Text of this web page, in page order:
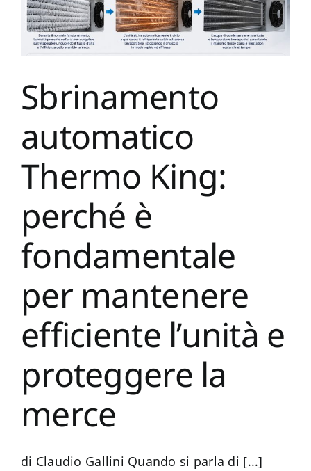
Settori
Servizi
News
Contatti
Sbrinamento
automatico
Thermo King:
perché è
fondamentale
per mantenere
efficiente l’unità e
proteggere la
merce
di Claudio Gallini Quando si parla di [...]